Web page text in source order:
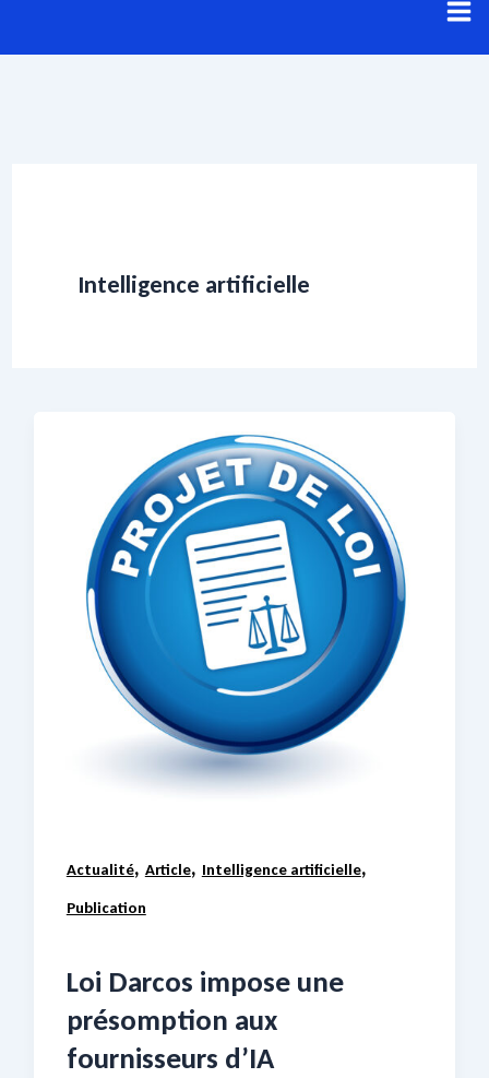
au
Intelligence artificielle
Actualité, Article, Intelligence artificielle,
Publication
Loi Darcos impose une
présomption aux
fournisseurs d’IA